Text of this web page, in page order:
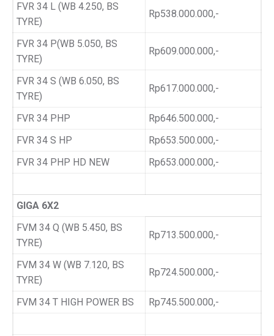
FVR 34 L (WB 4.250, BS
TYRE)
Rp538.000.000,-
FVR 34 P(WB 5.050, BS
TYRE)
Rp609.000.000,-
FVR 34 S (WB 6.050, BS
TYRE)
Rp617.000.000,-
FVR 34 PHP
Rp646.500.000,-
FVR 34 S HP
Rp653.500.000,-
FVR 34 PHP HD NEW
Rp653.000.000,-
GIGA 6X2
FVM 34 Q (WB 5.450, BS
TYRE)
Rp713.500.000,-
FVM 34 W (WB 7.120, BS
TYRE)
Rp724.500.000,-
FVM 34 T HIGH POWER BS Rp745.500.000,-